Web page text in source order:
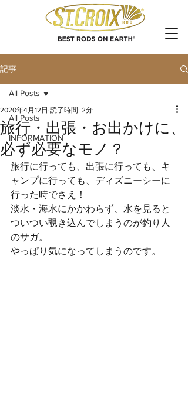
記事
All Posts
INFORMATION
All Posts
旅行・出張・お出かけに、
必ず必要なモノ？
2020年4月12日 読了時間: 2分
旅行に行っても、出張に行っても、キ
ャンプに行っても、ディズニーシーに
行った時でさえ！
淡水・海水にかかわらず、水を見ると
ついつい覗き込んでしまうのが釣り人
のサガ。
やっぱり気になってしまうのです。